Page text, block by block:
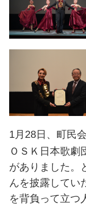
1月28日、町民
ＯＳＫ日本歌劇
がありました。
んを披露してい
を背負って立つ